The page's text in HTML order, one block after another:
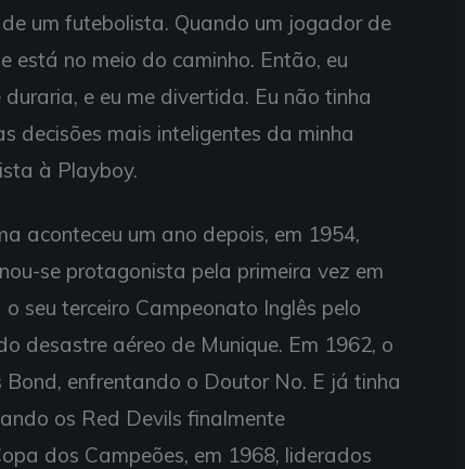
um futebolista. Quando um jogador de
está no meio do caminho. Então, eu
e eu me divertida. Eu não tinha
decisões mais inteligentes da minha
à Playboy.
aconteceu um ano depois, em 1954,
se protagonista pela primeira vez em
seu terceiro Campeonato Inglês pelo
desastre aéreo de Munique. Em 1962, o
enfrentando o Doutor No. E já tinha
os Red Devils finalmente
dos Campeões, em 1968, liderados